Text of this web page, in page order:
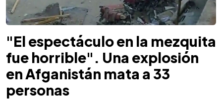
"El espectáculo en la mezquita
fue horrible". Una explosión
en Afganistán mata a 33
personas